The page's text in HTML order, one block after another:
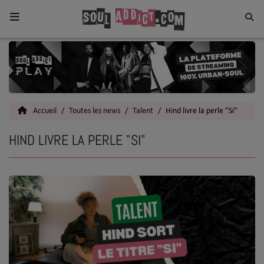
Home
Toutes les News
Actu
Interviews
Talents
Top 5
Accueil Toutes les news Talent Hind livre la perle "Si"
HIND LIVRE LA PERLE "SI"